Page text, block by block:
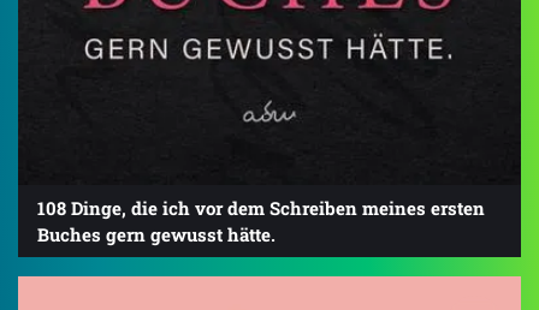
108 Dinge, die ich vor dem Schreiben meines ersten
Buches gern gewusst hätte.